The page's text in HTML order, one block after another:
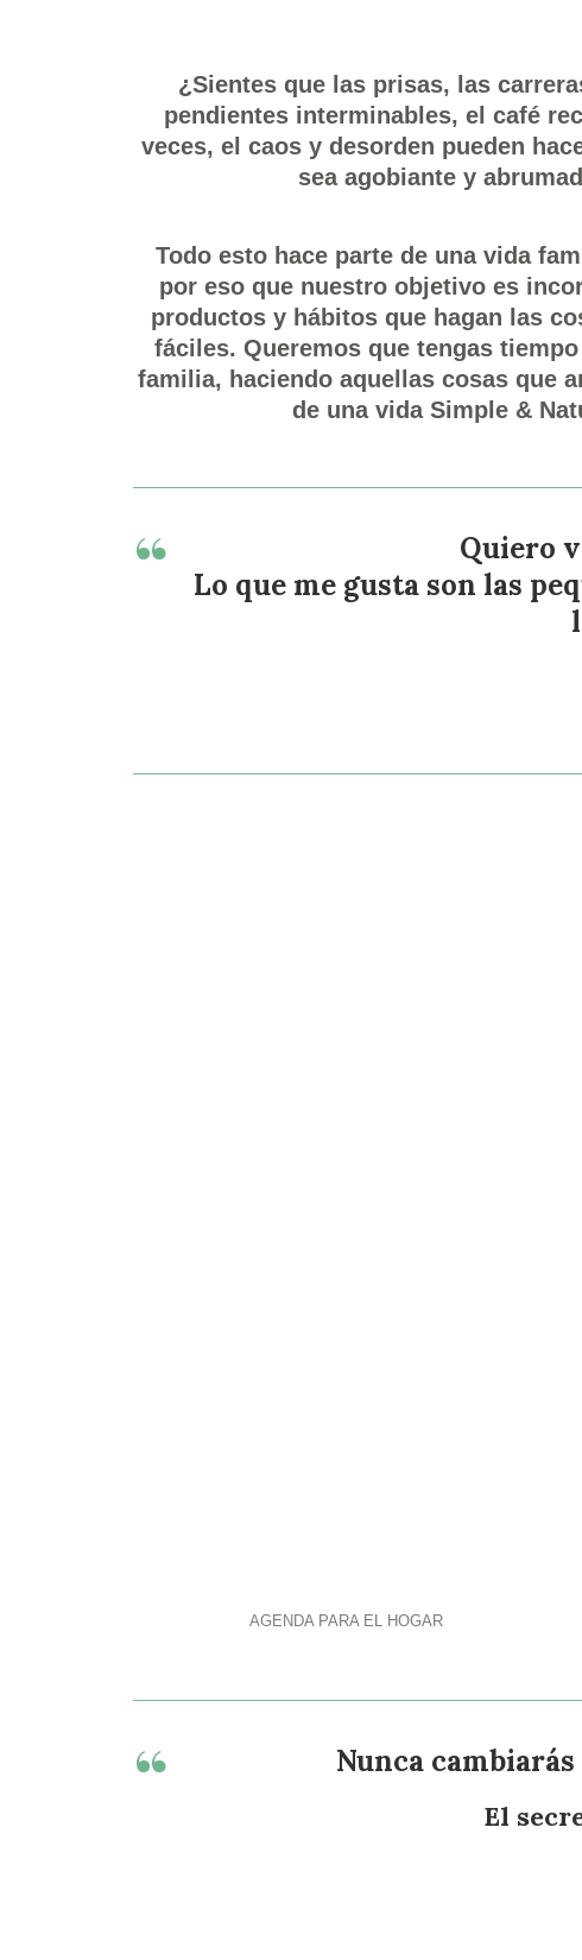
¿Sientes que las prisas, las
pendientes interminables, el café
veces, el caos y desorden pueden
sea agobiante y
Todo esto hace parte de una vida
por eso que nuestro objetivo es
productos y hábitos que hagan las
fáciles. Queremos que tengas tiempo
familia, haciendo aquellas cosas que
de una vida Simple &
Quiero
Lo que me gusta son las
AGENDA PARA EL HOGAR
Nunca
El